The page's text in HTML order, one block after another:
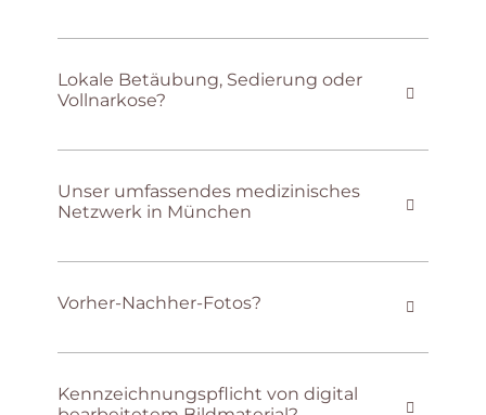
Lokale Betäubung, Sedierung oder
Vollnarkose?
Unser umfassendes medizinisches
Netzwerk in München
Vorher-Nachher-Fotos?
Kennzeichnungspflicht von digital